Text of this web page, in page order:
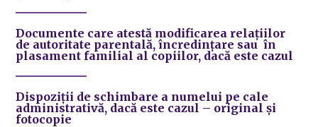
Documente care atestă modificarea relațiilor
de autoritate parentală, încredințare sau în
plasament familial al copiilor, dacă este cazul
Dispoziții de schimbare a numelui pe cale
administrativă, dacă este cazul – original și
fotocopie